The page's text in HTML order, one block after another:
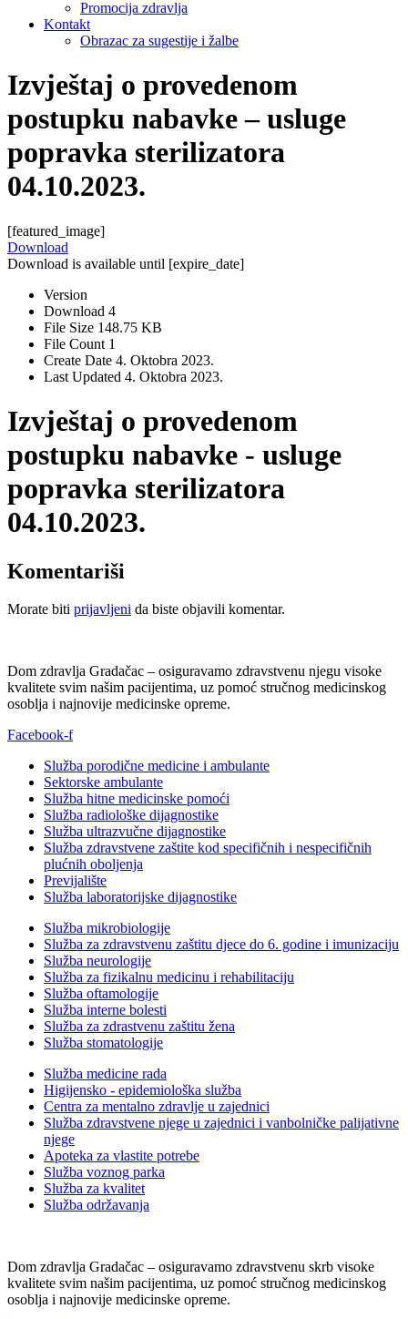
Promocija zdravlja
Kontakt
Obrazac za sugestije i žalbe
Izvještaj o provedenom
postupku nabavke – usluge
popravka sterilizatora
04.10.2023.
[featured_image]
Download
Download is available until [expire_date]
Version
Download 4
File Size 148.75 KB
File Count 1
Create Date 4. Oktobra 2023.
Last Updated 4. Oktobra 2023.
Izvještaj o provedenom
postupku nabavke - usluge
popravka sterilizatora
04.10.2023.
Komentariši
Morate biti prijavljeni da biste objavili komentar.
Dom zdravlja Gradačac – osiguravamo zdravstvenu njegu visoke
kvalitete svim našim pacijentima, uz pomoć stručnog medicinskog
osoblja i najnovije medicinske opreme.
Facebook-f
Služba porodične medicine i ambulante
Sektorske ambulante
Služba hitne medicinske pomoći
Služba radiološke dijagnostike
Služba ultrazvučne dijagnostike
Služba zdravstvene zaštite kod specifičnih i nespecifičnih
plućnih oboljenja
Previjalište
Služba laboratorijske dijagnostike
Služba mikrobiologije
Služba za zdravstvenu zaštitu djece do 6. godine i imunizaciju
Služba neurologije
Služba za fizikalnu medicinu i rehabilitaciju
Služba oftamologije
Služba interne bolesti
Služba za zdrastvenu zaštitu žena
Služba stomatologije
Služba medicine rada
Higijensko - epidemiološka služba
Centra za mentalno zdravlje u zajednici
Služba zdravstvene njege u zajednici i vanbolničke palijativne
njege
Apoteka za vlastite potrebe
Služba voznog parka
Služba za kvalitet
Služba održavanja
Dom zdravlja Gradačac – osiguravamo zdravstvenu skrb visoke
kvalitete svim našim pacijentima, uz pomoć stručnog medicinskog
osoblja i najnovije medicinske opreme.